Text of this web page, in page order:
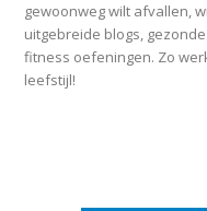
gewoonweg wilt afvallen,
uitgebreide blogs,
fitness oefeningen. Zo
leefstijl!